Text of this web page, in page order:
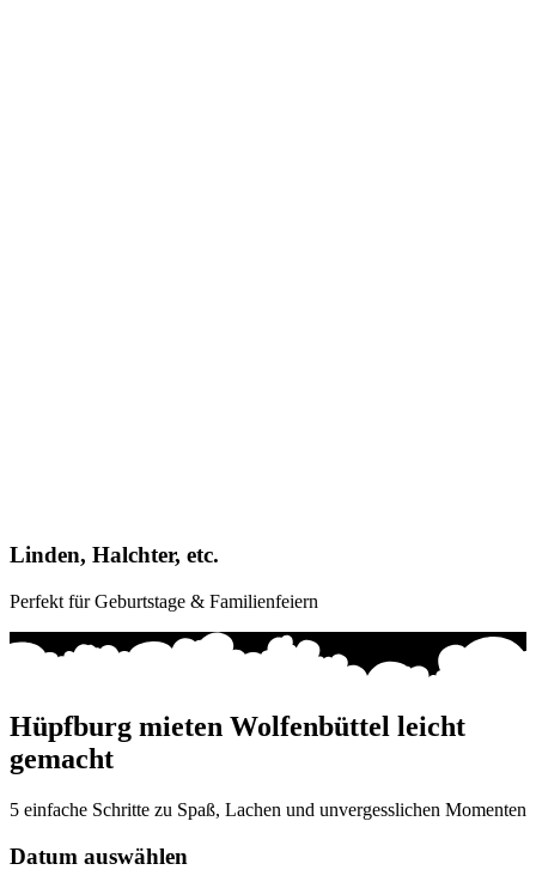
Linden, Halchter, etc.
Perfekt für Geburtstage & Familienfeiern
Hüpfburg mieten Wolfenbüttel leicht
gemacht
5 einfache Schritte zu Spaß, Lachen und unvergesslichen Momenten
Datum auswählen